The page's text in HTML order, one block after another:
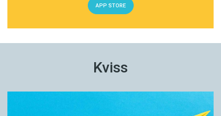
APP STORE
Kviss